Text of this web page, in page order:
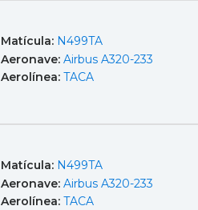
Matícula: N499TA
Aeronave: Airbus A320-233
Aerolínea: TACA
Matícula: N499TA
Aeronave: Airbus A320-233
Aerolínea: TACA